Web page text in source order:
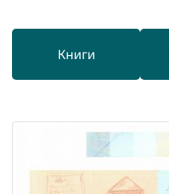
Книги